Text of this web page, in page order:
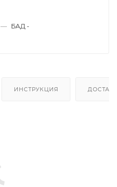
— БАД -
ИНСТРУКЦИЯ